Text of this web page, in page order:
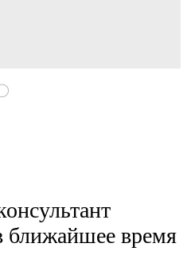
ближайшее время